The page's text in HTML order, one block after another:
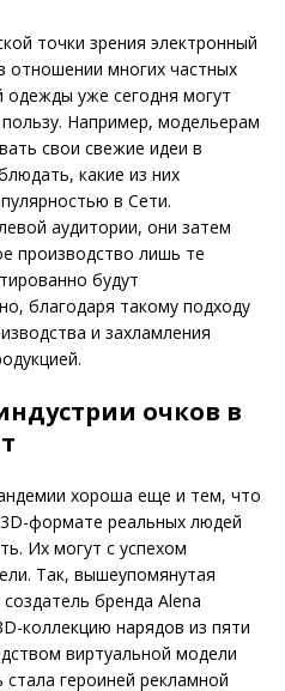
точки зрения электронный
отношении многих частных
уже сегодня могут
Например, модельерам
свои свежие идеи в
какие из них
в Сети.
аудитории, они затем
производство лишь те
будут
благодаря такому подходу
и захламления
.
очков в
хороша еще и тем, что
формате реальных людей
Их могут с успехом
Так, вышеупомянутая
бренда Alena
коллекцию нарядов из пяти
виртуальной модели
героиней рекламной